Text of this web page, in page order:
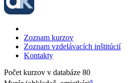
Zoznam kurzov
Zoznam vzdelávacích inštitúcií
Kontakty
Počet kurzov v databáze 80
x